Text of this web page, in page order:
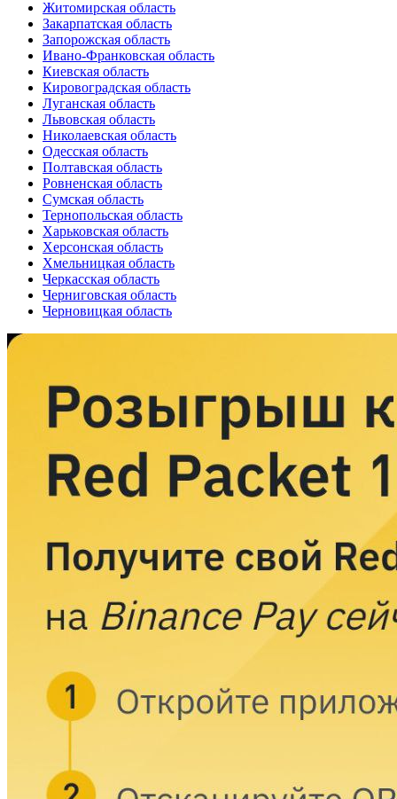
Житомирская область
Закарпатская область
Запорожская область
Ивано-Франковская область
Киевская область
Кировоградская область
Луганская область
Львовская область
Николаевская область
Одесская область
Полтавская область
Ровненская область
Сумская область
Тернопольская область
Харьковская область
Херсонская область
Хмельницкая область
Черкасская область
Черниговская область
Черновицкая область